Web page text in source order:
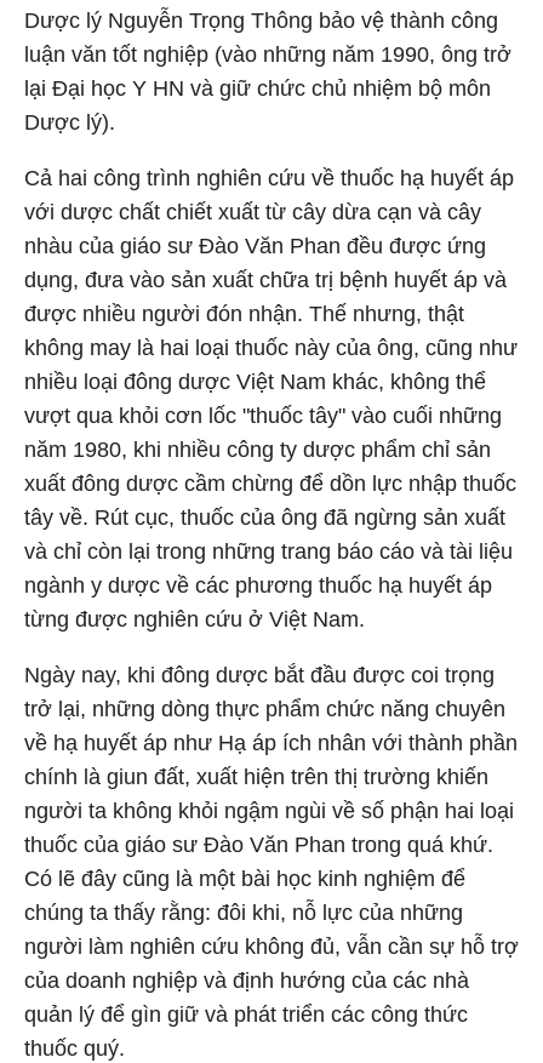
Dược lý Nguyễn Trọng Thông bảo vệ thành công
luận văn tốt nghiệp (vào những năm 1990, ông trở
lại Đại học Y HN và giữ chức chủ nhiệm bộ môn
Dược lý).
Cả hai công trình nghiên cứu về thuốc hạ huyết áp
với dược chất chiết xuất từ cây dừa cạn và cây
nhàu của giáo sư Đào Văn Phan đều được ứng
dụng, đưa vào sản xuất chữa trị bệnh huyết áp và
được nhiều người đón nhận. Thế nhưng, thật
không may là hai loại thuốc này của ông, cũng như
nhiều loại đông dược Việt Nam khác, không thể
vượt qua khỏi cơn lốc "thuốc tây" vào cuối những
năm 1980, khi nhiều công ty dược phẩm chỉ sản
xuất đông dược cầm chừng để dồn lực nhập thuốc
tây về. Rút cục, thuốc của ông đã ngừng sản xuất
và chỉ còn lại trong những trang báo cáo và tài liệu
ngành y dược về các phương thuốc hạ huyết áp
từng được nghiên cứu ở Việt Nam.
Ngày nay, khi đông dược bắt đầu được coi trọng
trở lại, những dòng thực phẩm chức năng chuyên
về hạ huyết áp như Hạ áp ích nhân với thành phần
chính là giun đất, xuất hiện trên thị trường khiến
người ta không khỏi ngậm ngùi về số phận hai loại
thuốc của giáo sư Đào Văn Phan trong quá khứ.
Có lẽ đây cũng là một bài học kinh nghiệm để
chúng ta thấy rằng: đôi khi, nỗ lực của những
người làm nghiên cứu không đủ, vẫn cần sự hỗ trợ
của doanh nghiệp và định hướng của các nhà
quản lý để gìn giữ và phát triển các công thức
thuốc quý.